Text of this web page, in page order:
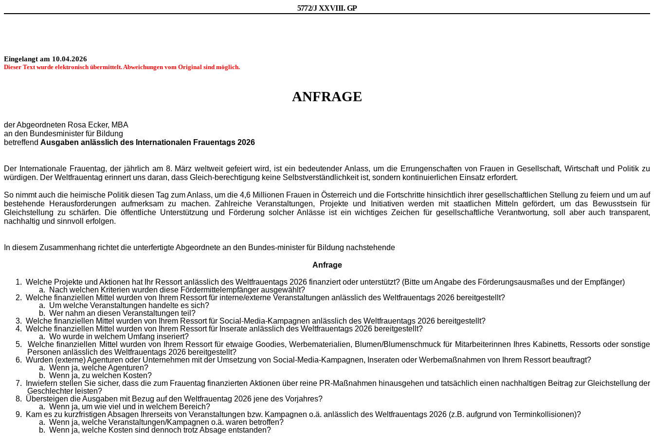
5772/J XXVIII. GP
Eingelangt am 10.04.2026
Dieser Text wurde elektronisch übermittelt. Abweichungen vom Original sind möglich.
ANFRAGE
der Abgeordneten Rosa Ecker, MBA
an den Bundesminister für Bildung
betreffend Ausgaben anlässlich des Internationalen Frauentags 2026
Der Internationale Frauentag, der jährlich am 8. März weltweit gefeiert wird, ist ein bedeutender Anlass, um die Errungenschaften von Frauen in Gesellschaft, Wirtschaft und Politik zu
würdigen. Der Weltfrauentag erinnert uns daran, dass Gleich-berechtigung keine Selbstverständlichkeit ist, sondern kontinuierlichen Einsatz erfordert.
So nimmt auch die heimische Politik diesen Tag zum Anlass, um die 4,6 Millionen Frauen in Österreich und die Fortschritte hinsichtlich ihrer gesellschaftlichen Stellung zu feiern und um auf
bestehende Herausforderungen aufmerksam zu machen. Zahlreiche Veranstaltungen, Projekte und Initiativen werden mit staatlichen Mitteln gefördert, um das Bewusstsein für
Gleichstellung zu schärfen. Die öffentliche Unterstützung und Förderung solcher Anlässe ist ein wichtiges Zeichen für gesellschaftliche Verantwortung, soll aber auch transparent,
nachhaltig und sinnvoll erfolgen.
In diesem Zusammenhang richtet die unterfertigte Abgeordnete an den Bundes-minister für Bildung nachstehende
Anfrage
1. Welche Projekte und Aktionen hat Ihr Ressort anlässlich des Weltfrauentags 2026 finanziert oder unterstützt? (Bitte um Angabe des Förderungsausmaßes und der Empfänger)
a.
Nach welchen Kriterien wurden diese Fördermittelempfänger ausgewählt?
2. Welche finanziellen Mittel wurden von Ihrem Ressort für interne/externe Veranstaltungen anlässlich des Weltfrauentags 2026 bereitgestellt?
a. Um welche Veranstaltungen handelte es sich?
b. Wer nahm an diesen Veranstaltungen teil?
3. Welche finanziellen Mittel wurden von Ihrem Ressort für Social-Media-Kampagnen anlässlich des Weltfrauentags 2026 bereitgestellt?
4. Welche finanziellen Mittel wurden von Ihrem Ressort für Inserate anlässlich des Weltfrauentags 2026 bereitgestellt?
a. Wo wurde in welchem Umfang inseriert?
5.
Welche finanziellen Mittel wurden von Ihrem Ressort für etwaige Goodies, Werbematerialien, Blumen/Blumenschmuck für Mitarbeiterinnen Ihres Kabinetts, Ressorts oder sonstige
Personen anlässlich des Weltfrauentags 2026 bereitgestellt?
6. Wurden (externe) Agenturen oder Unternehmen mit der Umsetzung von Social-Media-Kampagnen, Inseraten oder Werbemaßnahmen von Ihrem Ressort beauftragt?
a. Wenn ja, welche Agenturen?
b. Wenn ja, zu welchen Kosten?
7.
Inwiefern stellen Sie sicher, dass die zum Frauentag finanzierten Aktionen über reine PR-Maßnahmen hinausgehen und tatsächlich einen nachhaltigen Beitrag zur Gleichstellung der
Geschlechter leisten?
8. Übersteigen die Ausgaben mit Bezug auf den Weltfrauentag 2026 jene des Vorjahres?
a. Wenn ja, um wie viel und in welchem Bereich?
9.
Kam es zu kurzfristigen Absagen Ihrerseits von Veranstaltungen bzw. Kampagnen o.ä. anlässlich des Weltfrauentags 2026 (z.B. aufgrund von Terminkollisionen)?
a. Wenn ja, welche Veranstaltungen/Kampagnen o.ä. waren betroffen?
b. Wenn ja, welche Kosten sind dennoch trotz Absage entstanden?